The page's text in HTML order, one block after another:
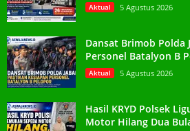
Aktual 5 Agustus 2026
Dansat Brimob Polda
Personel Batalyon B
Aktual 5 Agustus 2026
Hasil KRYD Polsek
Motor Hilang Dua